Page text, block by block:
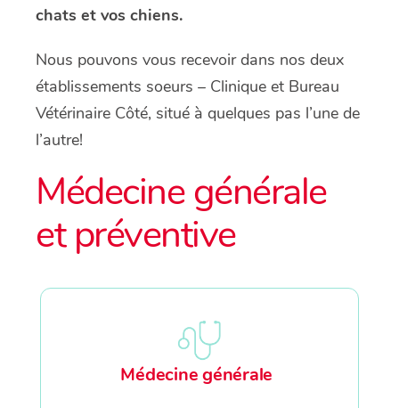
chats et vos chiens.
Nous pouvons vous recevoir dans nos deux
établissements soeurs – Clinique et Bureau
Vétérinaire Côté, situé à quelques pas l’une de
l’autre!
Médecine générale
et préventive
Médecine générale